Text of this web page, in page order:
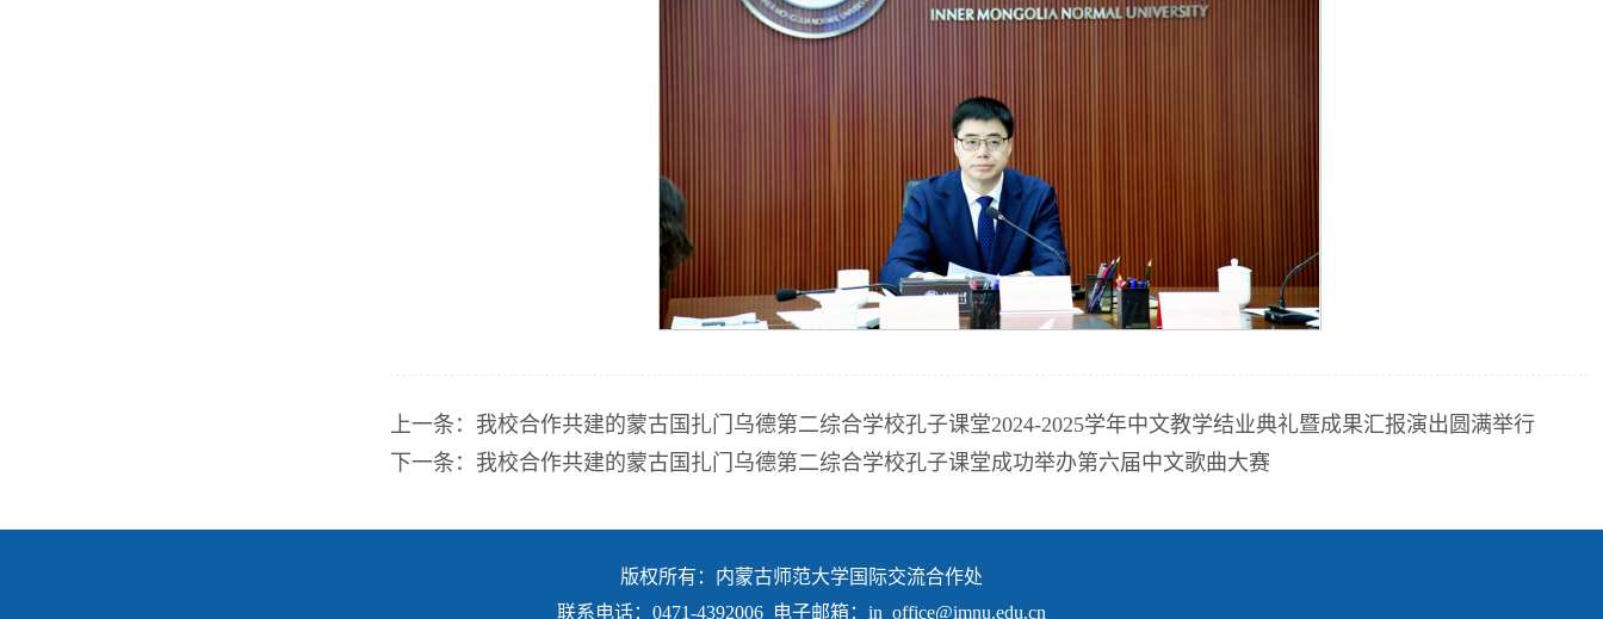
上一条： 我校合作共建的蒙古国扎门乌德第二综合学校孔子课堂2024-2025学年中文教学结业典礼暨成果汇报演出圆满举行
下一条： 我校合作共建的蒙古国扎门乌德第二综合学校孔子课堂成功举办第六届中文歌曲大赛
版权所有：内蒙古师范大学国际交流合作处
联系电话：0471-4392006 电子邮箱：in_office@imnu.edu.cn